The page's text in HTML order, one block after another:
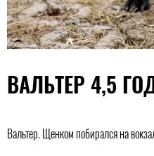
ВАЛЬТЕР 4,5
Вальтер. Щенком побирался на